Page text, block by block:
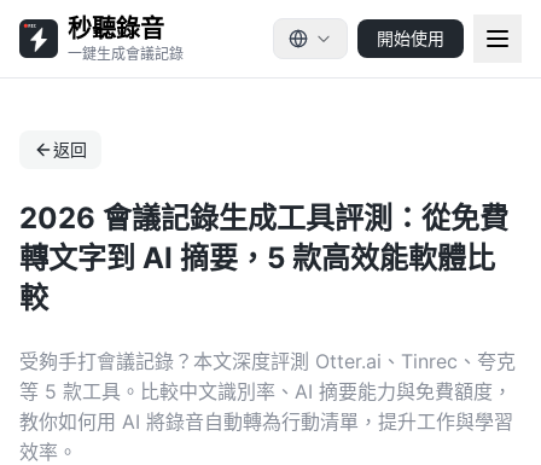
秒聽錄音
一鍵生成會議記錄
開始使用
返回
2026 會議記錄生成工具評測：從免費
轉文字到 AI 摘要，5 款高效能軟體比
較
受夠手打會議記錄？本文深度評測 Otter.ai、Tinrec、夸克
等 5 款工具。比較中文識別率、AI 摘要能力與免費額度，
教你如何用 AI 將錄音自動轉為行動清單，提升工作與學習
效率。